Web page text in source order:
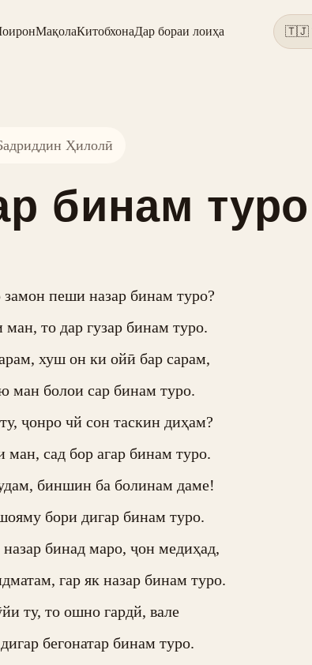
МақолаКитобхонаДар бораи лоиҳа
Ҳилолӣ
бинам туро
пеши назар бинам туро?
ман, то дар гузар бинам туро.
хуш он ки ойӣ бар сарам,
ман болои сар бинам туро.
ҷонро чй сон таскин диҳам?
ман, сад бор агар бинам туро.
биншин ба болинам даме!
бори дигар бинам туро.
бинад маро, ҷон медиҳад,
гар як назар бинам туро.
ту, то ошно гардй, вале
бегонатар бинам туро.